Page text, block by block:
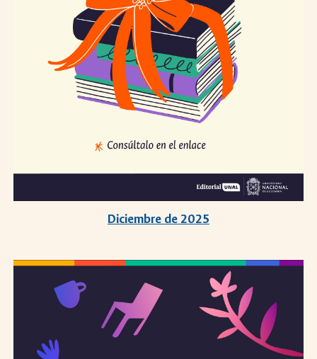
Diciembre de 2025